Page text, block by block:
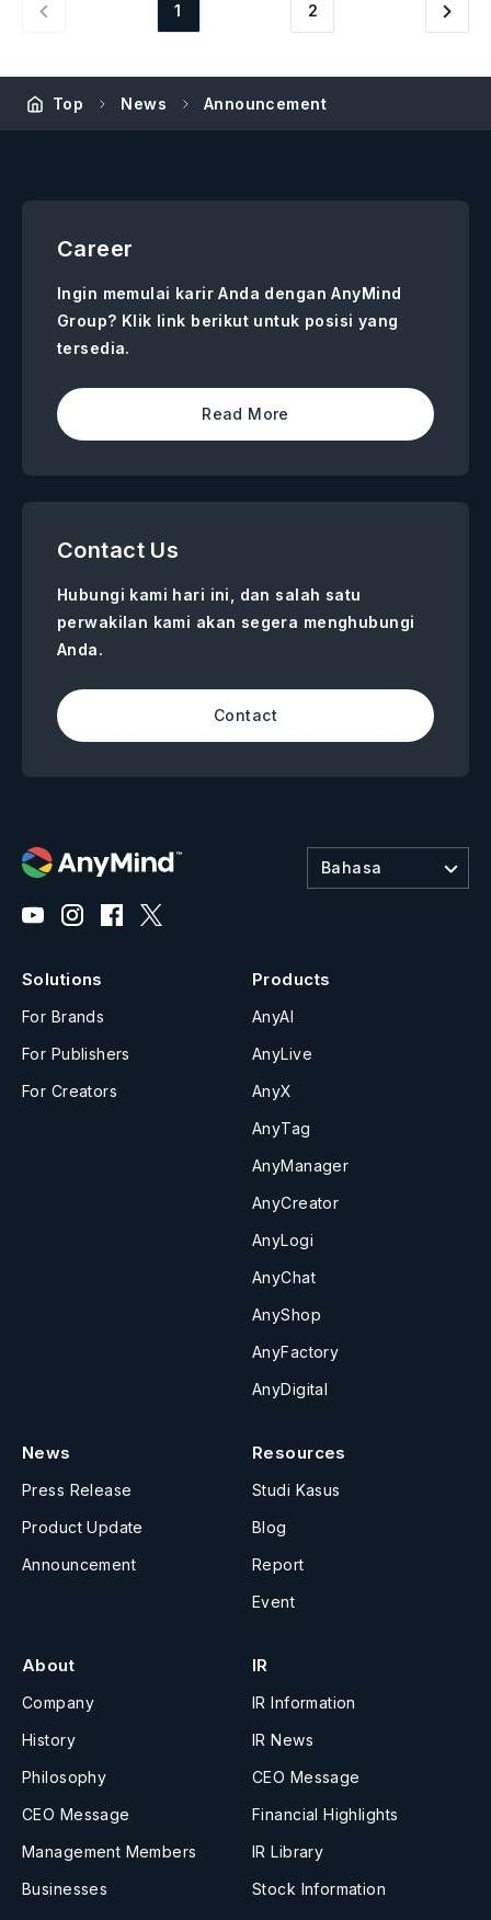
1 2
Top News Announcement
Career
Ingin memulai karir Anda dengan AnyMind
Group? Klik link berikut untuk posisi yang
tersedia.
Read More
Contact Us
Hubungi kami hari ini, dan salah satu
perwakilan kami akan segera menghubungi
Anda.
Contact
Bahasa
Solutions
For Brands
For Publishers
For Creators
Products
AnyAI
AnyLive
AnyX
AnyTag
AnyManager
AnyCreator
AnyLogi
AnyChat
AnyShop
AnyFactory
AnyDigital
News
Press Release
Product Update
Announcement
Resources
Studi Kasus
Blog
Report
Event
About
Company
History
Philosophy
CEO Message
Management Members
Businesses
IR
IR Information
IR News
CEO Message
Financial Highlights
IR Library
Stock Information